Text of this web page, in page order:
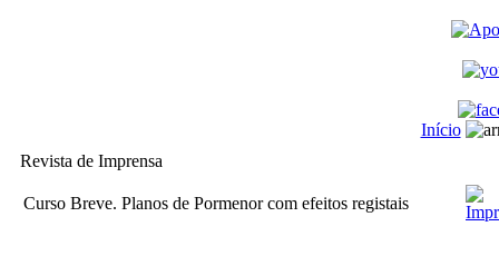
Início
Revista de Imprensa
Curso Breve. Planos de Pormenor com efeitos registais